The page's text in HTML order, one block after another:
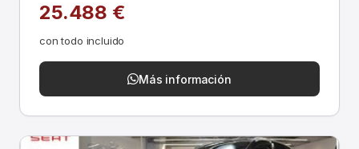
25.488 €
con todo incluido
Más información